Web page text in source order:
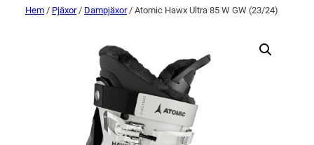
Hem / Pjäxor/ Dampjäxor/ Atomic Hawx Ultra 85 W GW (23/24)